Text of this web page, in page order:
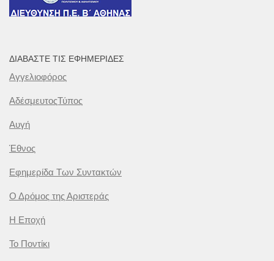
ΔΙΑΒΆΣΤΕ ΤΙΣ ΕΦΗΜΕΡΊΔΕΣ
Αγγελιοφόρος
ΑδέσμευτοςΤύπος
Αυγή
Έθνος
Εφημερίδα Των Συντακτών
Ο Δρόμος της Αριστεράς
Η Εποχή
Το Ποντίκι